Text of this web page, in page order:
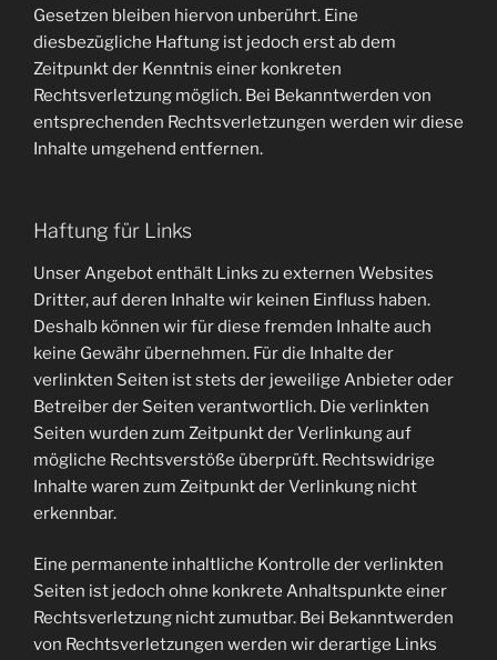
Gesetzen bleiben hiervon unberührt. Eine
diesbezügliche Haftung ist jedoch erst ab dem
Zeitpunkt der Kenntnis einer konkreten
Rechtsverletzung möglich. Bei Bekanntwerden von
entsprechenden Rechtsverletzungen werden wir diese
Inhalte umgehend entfernen.
Haftung für Links
Unser Angebot enthält Links zu externen Websites
Dritter, auf deren Inhalte wir keinen Einfluss haben.
Deshalb können wir für diese fremden Inhalte auch
keine Gewähr übernehmen. Für die Inhalte der
verlinkten Seiten ist stets der jeweilige Anbieter oder
Betreiber der Seiten verantwortlich. Die verlinkten
Seiten wurden zum Zeitpunkt der Verlinkung auf
mögliche Rechtsverstöße überprüft. Rechtswidrige
Inhalte waren zum Zeitpunkt der Verlinkung nicht
erkennbar.
Eine permanente inhaltliche Kontrolle der verlinkten
Seiten ist jedoch ohne konkrete Anhaltspunkte einer
Rechtsverletzung nicht zumutbar. Bei Bekanntwerden
von Rechtsverletzungen werden wir derartige Links